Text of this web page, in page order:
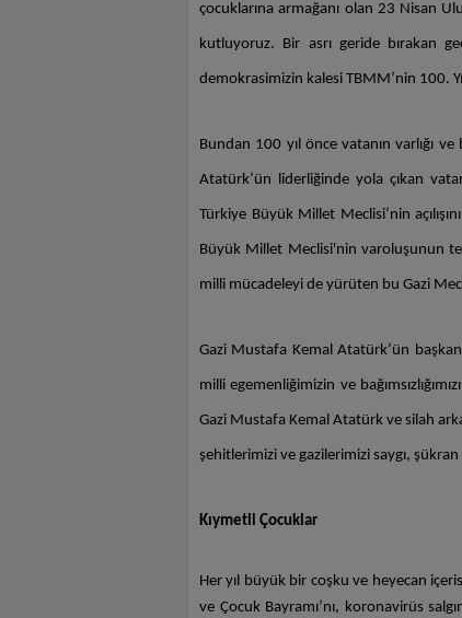
çocuklarına armağanı olan 23 Nisan
kutluyoruz. Bir asrı geride bırakan
demokrasimizin kalesi TBMM’nin 100.
Bundan 100 yıl önce vatanın varlığı
Atatürk’ün liderliğinde yola çıkan
Türkiye Büyük Millet Meclisi’nin
Büyük Millet Meclisi'nin varoluşunun
milli mücadeleyi de yürüten bu Gazi
Gazi Mustafa Kemal Atatürk’ün
milli egemenliğimizin ve
Gazi Mustafa Kemal Atatürk ve silah
şehitlerimizi ve gazilerimizi saygı,
Kıymetli Çocuklar
Her yıl büyük bir coşku ve heyecan
ve Çocuk Bayramı’nı, koronavirüs